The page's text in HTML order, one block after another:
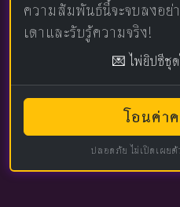
ความสัมพันธ์นี้จะจบลงอย่
เดาและรับรู้ความจริง!
💌 ไพ่ยิปซีชุ
โอนค่า
ปลอดภัย ไม่เปิดเผยตั